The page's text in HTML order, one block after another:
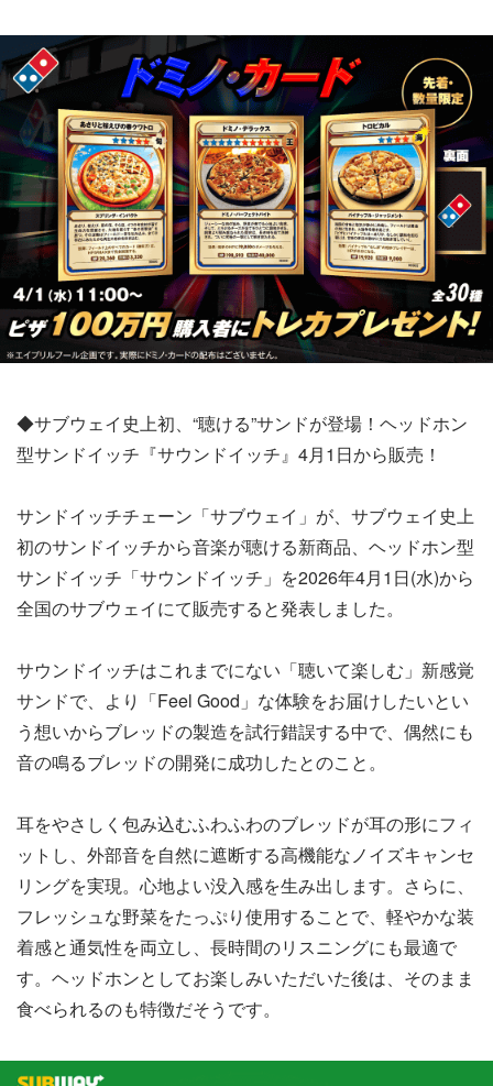
◆サブウェイ史上初、“聴ける”サンドが登場！ヘッドホン
型サンドイッチ『サウンドイッチ』4月1日から販売！
サンドイッチチェーン「サブウェイ」が、サブウェイ史上
初のサンドイッチから音楽が聴ける新商品、ヘッドホン型
サンドイッチ「サウンドイッチ」を2026年4月1日(水)から
全国のサブウェイにて販売すると発表しました。
サウンドイッチはこれまでにない「聴いて楽しむ」新感覚
サンドで、より「Feel Good」な体験をお届けしたいとい
う想いからブレッドの製造を試行錯誤する中で、偶然にも
音の鳴るブレッドの開発に成功したとのこと。
耳をやさしく包み込むふわふわのブレッドが耳の形にフィ
ットし、外部音を自然に遮断する高機能なノイズキャンセ
リングを実現。心地よい没入感を生み出します。さらに、
フレッシュな野菜をたっぷり使用することで、軽やかな装
着感と通気性を両立し、長時間のリスニングにも最適で
す。ヘッドホンとしてお楽しみいただいた後は、そのまま
食べられるのも特徴だそうです。